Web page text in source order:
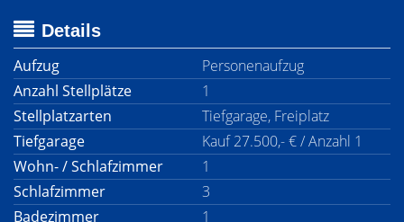
Details
Aufzug
Personenaufzug
Anzahl Stellplätze
1
Stellplatzarten
Tiefgarage, Freiplatz
Tiefgarage
Kauf 27.500,- € / Anzahl 1
Wohn- / Schlafzimmer
1
Schlafzimmer
3
Badezimmer
1